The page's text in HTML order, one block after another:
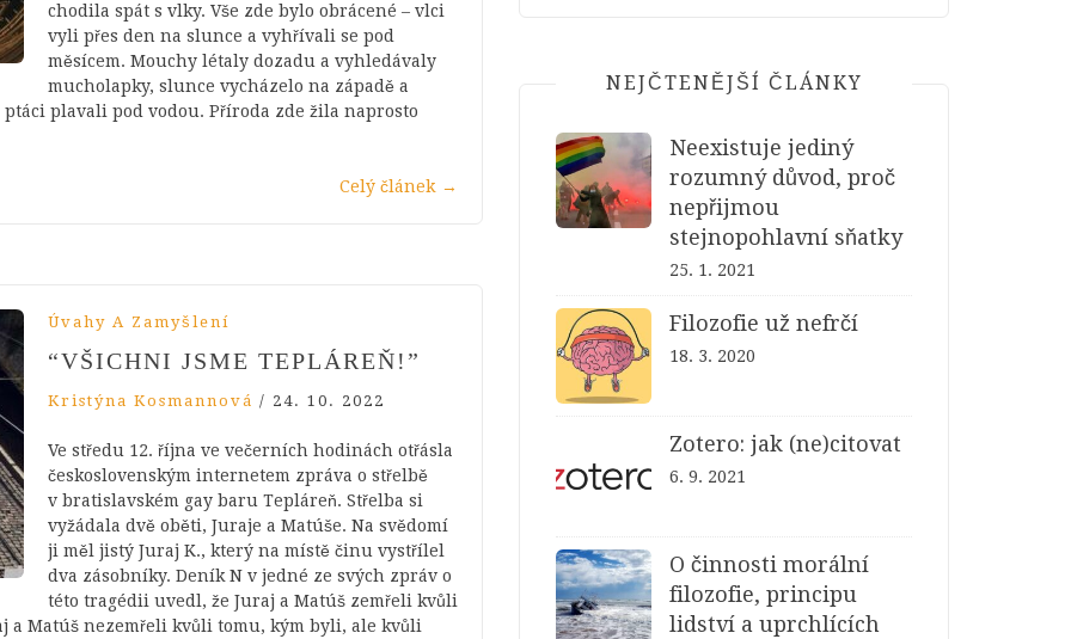
chodila spát s vlky. Vše zde bylo obrácené – vlci
vyli přes den na slunce a vyhřívali se pod
měsícem. Mouchy létaly dozadu a vyhledávaly
mucholapky, slunce vycházelo na západě a
plavali pod vodou. Příroda zde žila naprosto
Celý článek →
Úvahy A Zamyšlení
“VŠICHNI JSME TEPLÁREŇ!”
Kristýna Kosmannová / 24. 10. 2022
Ve středu 12. října ve večerních hodinách otřásla
československým internetem zpráva o střelbě
v bratislavském gay baru Tepláreň. Střelba si
vyžádala dvě oběti, Juraje a Matúše. Na svědomí
ji měl jistý Juraj K., který na místě činu vystřílel
dva zásobníky. Deník N v jedné ze svých zpráv o
této tragédii uvedl, že Juraj a Matúš zemřeli kvůli
a Matúš nezemřeli kvůli tomu, kým byli, ale kvůli
NEJČTENĚJŠÍ ČLÁNKY
Neexistuje jediný
rozumný důvod, proč
nepřijmou
stejnopohlavní sňatky
25. 1. 2021
Filozofie už nefrčí
18. 3. 2020
Zotero: jak (ne)citovat
6. 9. 2021
O činnosti morální
filozofie, principu
lidství a uprchlících